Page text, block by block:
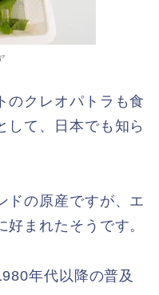
のクレオパトラも食
して、日本でも知ら
ドの原産ですが、エ
まれたそうです。
年代以降の普及